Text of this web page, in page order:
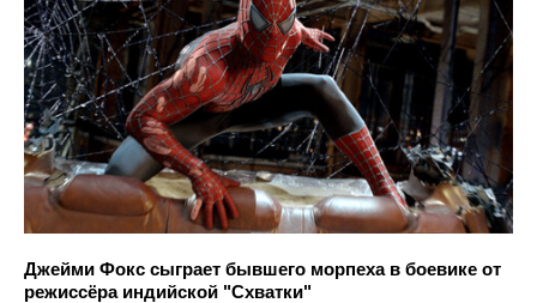
Джейми Фокс сыграет бывшего морпеха в боевике от
режиссёра индийской "Схватки"